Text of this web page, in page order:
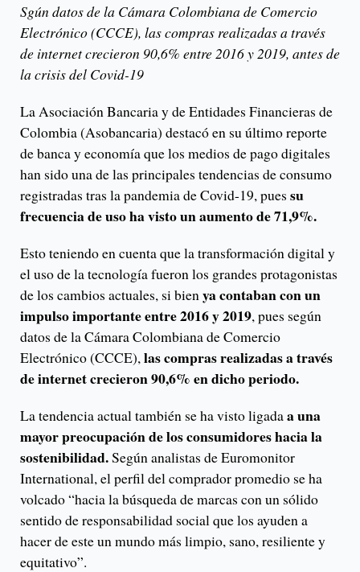
Sgún datos de la Cámara Colombiana de Comercio
Electrónico (CCCE), las compras realizadas a través
de internet crecieron 90,6% entre 2016 y 2019, antes de
la crisis del Covid-19
La Asociación Bancaria y de Entidades Financieras de
Colombia (Asobancaria) destacó en su último reporte
de banca y economía que los medios de pago digitales
han sido una de las principales tendencias de consumo
registradas tras la pandemia de Covid-19, pues su
frecuencia de uso ha visto un aumento de 71,9%.
Esto teniendo en cuenta que la transformación digital y
el uso de la tecnología fueron los grandes protagonistas
de los cambios actuales, si bien ya contaban con un
impulso importante entre 2016 y 2019, pues según
datos de la Cámara Colombiana de Comercio
Electrónico (CCCE), las compras realizadas a través
de internet crecieron 90,6% en dicho periodo.
La tendencia actual también se ha visto ligadaa una
mayor preocupación de los consumidores hacia la
sostenibilidad.Según analistas de Euromonitor
International, el perfil del comprador promedio se ha
volcado “hacia la búsqueda de marcas con un sólido
sentido de responsabilidad social que los ayuden a
hacer de este un mundo más limpio, sano, resiliente y
equitativo”.